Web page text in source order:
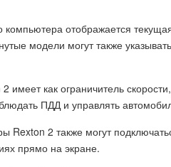
отображается
модели могут также
имеет как ограничитель
ПДД и управлять
2 также могут
прямо на экране.